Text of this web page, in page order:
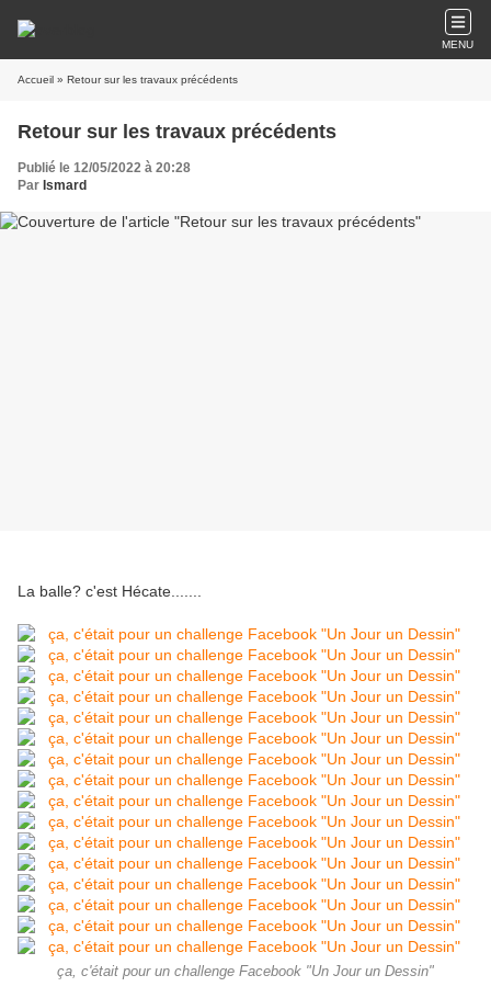
MENU
Accueil » Retour sur les travaux précédents
Retour sur les travaux précédents
Publié le 12/05/2022 à 20:28
Par Ismard
La balle? c'est Hécate.......
ça, c'était pour un challenge Facebook "Un Jour un Dessin"